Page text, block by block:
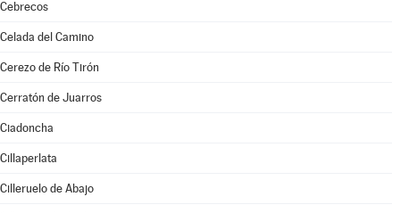
Cebrecos
Celada del Camino
Cerezo de Río Tirón
Cerratón de Juarros
Ciadoncha
Cillaperlata
Cilleruelo de Abajo